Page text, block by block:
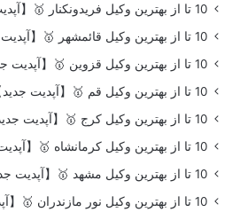
10 تا از بهترین وکیل فریدونکنار 🥇【آپدیت جدید】
10 تا از بهترین وکیل قائمشهر 🥇【آپدیت جدید】
10 تا از بهترین وکیل قزوین 🥇【آپدیت جدید】⚖️
10 تا از بهترین وکیل قم 🥇【آپدیت جدید】
10 تا از بهترین وکیل کرج 🥇【آپدیت جدید】⚖️
10 تا از بهترین وکیل کرمانشاه 🥇【آپدیت جدید】
10 تا از بهترین وکیل مشهد 🥇【آپدیت جدید】⚖️
10 تا از بهترین وکیل نور مازندران 🥇【آپدیت جدید】